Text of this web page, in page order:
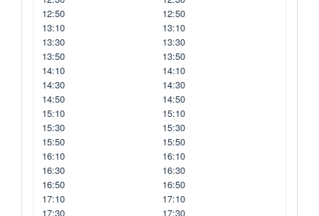
12:50
13:10
13:30
13:50
14:10
14:30
14:50
15:10
15:30
15:50
16:10
16:30
16:50
17:10
17:30
12:50
13:10
13:30
13:50
14:10
14:30
14:50
15:10
15:30
15:50
16:10
16:30
16:50
17:10
17:30